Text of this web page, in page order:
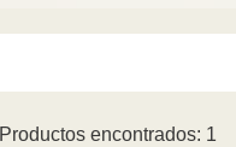
Productos encontrados: 1